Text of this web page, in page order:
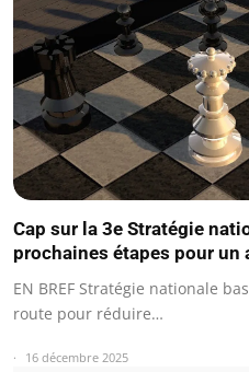
Cap sur la 3e Stratégie
prochaines étapes pour un
EN BREF Stratégie nationale
route pour réduire…
16 décembre 2025